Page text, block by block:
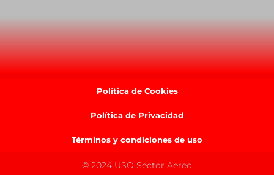
Política de Cookies
Política de Privacidad
Términos y condiciones de uso
© 2024 USO Sector Aereo